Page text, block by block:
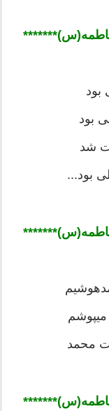
*
بود
بود
شد
بود...
*
محمد
*